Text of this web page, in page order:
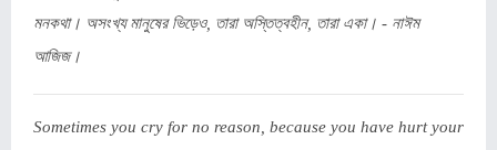
মনকথা। অসংখ্য মানুষের ভিড়েও, তারা অস্তিত্বহীন, তারা একা। - নাঈম
আজিজ।
Sometimes you cry for no reason, because you have hurt your